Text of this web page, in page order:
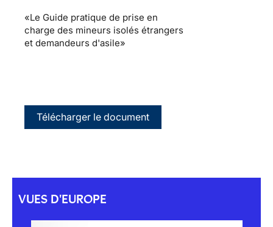
«Le Guide pratique de prise en
charge des mineurs isolés étrangers
et demandeurs d'asile»
Télécharger le document
VUES D'EUROPE